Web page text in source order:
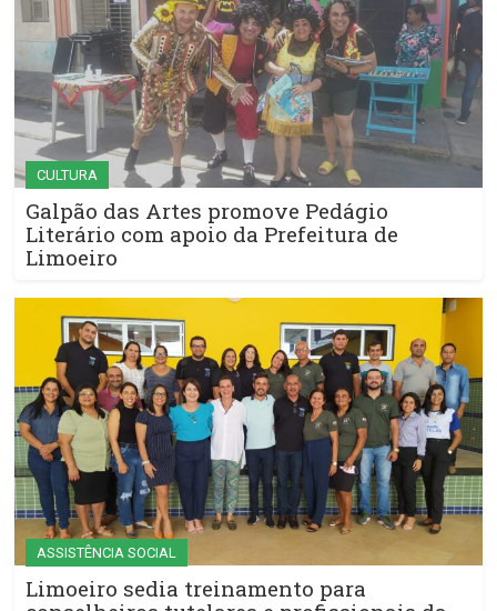
CULTURA
Galpão das Artes promove Pedágio
Literário com apoio da Prefeitura de
Limoeiro
ASSISTÊNCIA SOCIAL
Limoeiro sedia treinamento para